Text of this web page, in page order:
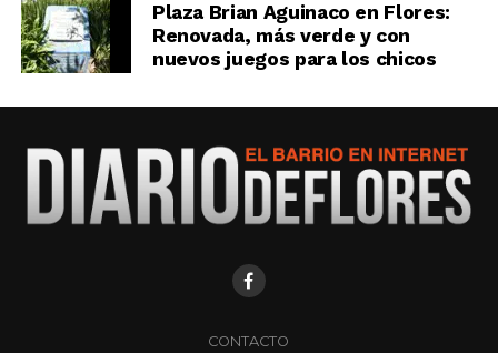
Plaza Brian Aguinaco en Flores:
Renovada, más verde y con
nuevos juegos para los chicos
CONTACTO